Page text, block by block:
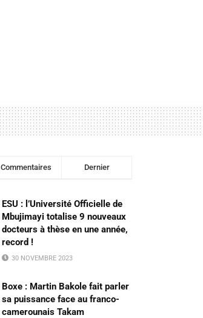
Commentaires Dernier
ESU : l’Université Officielle de
Mbujimayi totalise 9 nouveaux
docteurs à thèse en une année,
record !
30 NOVEMBRE 2023
Boxe : Martin Bakole fait parler
sa puissance face au franco-
camerounais Takam